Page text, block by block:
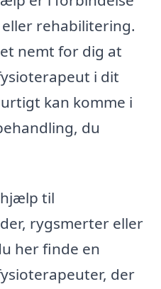
rehabilitering.
nemt for dig at
i dit
kan komme i
du
til
rygsmerter eller
her finde en
der